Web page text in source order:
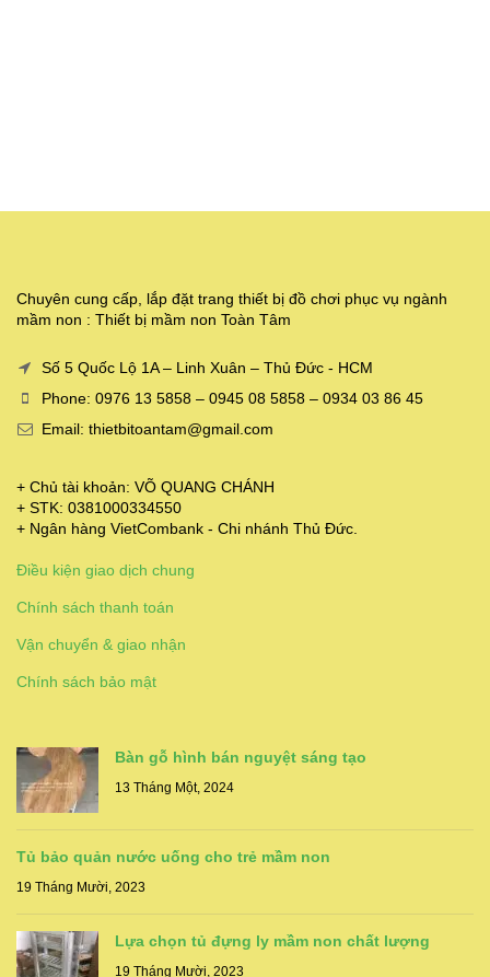
Chuyên cung cấp, lắp đặt trang thiết bị đồ chơi phục vụ ngành
mầm non : Thiết bị mầm non Toàn Tâm
Số 5 Quốc Lộ 1A – Linh Xuân – Thủ Đức - HCM
Phone: 0976 13 5858 – 0945 08 5858 – 0934 03 86 45
Email: thietbitoantam@gmail.com
+ Chủ tài khoản: VÕ QUANG CHÁNH
+ STK: 0381000334550
+ Ngân hàng VietCombank - Chi nhánh Thủ Đức.
Điều kiện giao dịch chung
Chính sách thanh toán
Vận chuyển & giao nhận
Chính sách bảo mật
Bàn gỗ hình bán nguyệt sáng tạo
13 Tháng Một, 2024
Tủ bảo quản nước uống cho trẻ mầm non
19 Tháng Mười, 2023
Lựa chọn tủ đựng ly mầm non chất lượng
19 Tháng Mười, 2023